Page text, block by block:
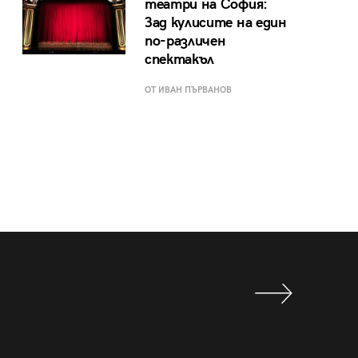
театри на София:
Зад кулисите на един
по-различен
спектакъл
ОТ ИВАН ПЪРВАНОВ